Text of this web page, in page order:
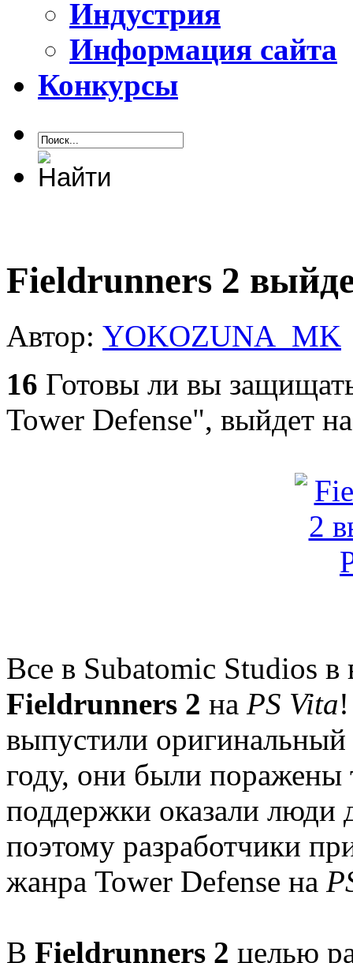
Индустрия
Информация сайта
Конкурсы
Fieldrunners 2
Автор: YOKOZUNA_MK
16 Готовы ли вы
Tower Defense", выйдет
Все в Subatomic Studios в
Fieldrunners 2 на PS Vita
выпустили оригинальный
году, они были поражены
поддержки оказали люди
поэтому разработчики
жанра Tower Defense на
В Fieldrunners 2 целью